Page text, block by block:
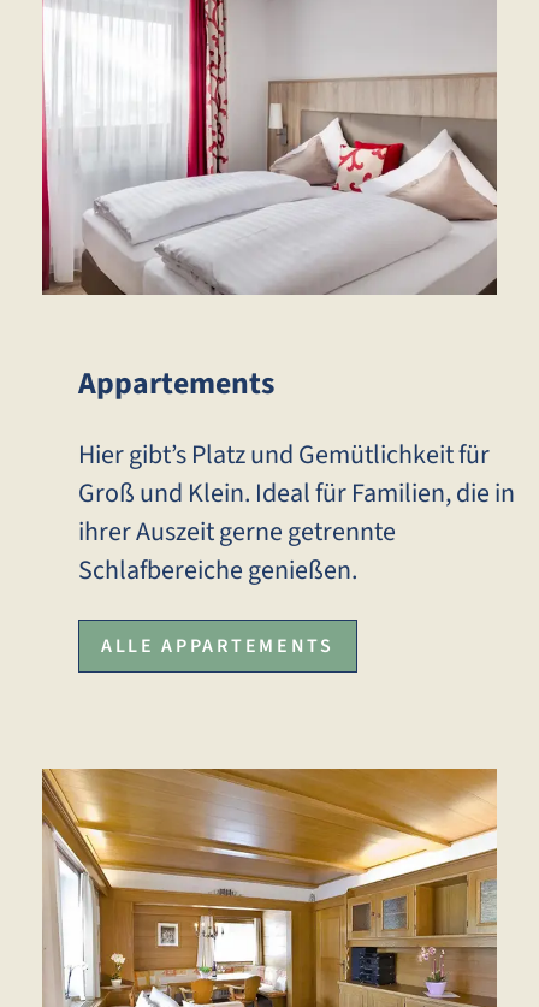
Appartements
Hier gibt’s Platz und Gemütlichkeit für
Groß und Klein. Ideal für Familien, die in
ihrer Auszeit gerne getrennte
Schlafbereiche genießen.
ALLE APPARTEMENTS